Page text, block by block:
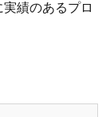
績のあるプロ